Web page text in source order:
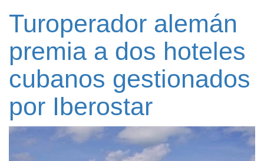
Turoperador alemán
premia a dos hoteles
cubanos gestionados
por Iberostar